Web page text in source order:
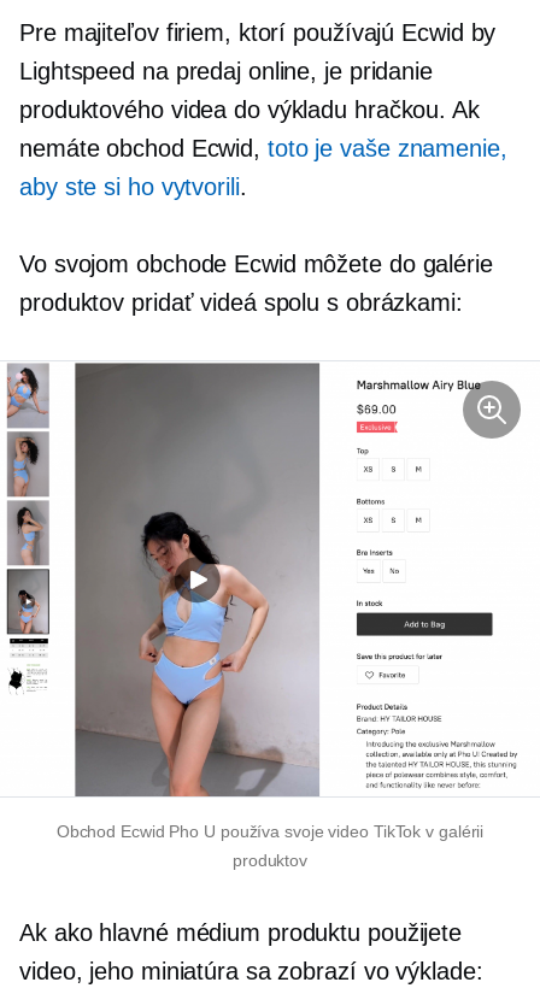
Pre majiteľov firiem, ktorí používajú Ecwid by
Lightspeed na predaj online, je pridanie
produktového videa do výkladu hračkou. Ak
nemáte obchod Ecwid, toto je vaše znamenie,
aby ste si ho vytvorili.
Vo svojom obchode Ecwid môžete do galérie
produktov pridať videá spolu s obrázkami:
Obchod Ecwid Pho U používa svoje video TikTok v galérii
produktov
Ak ako hlavné médium produktu použijete
video, jeho miniatúra sa zobrazí vo výklade: